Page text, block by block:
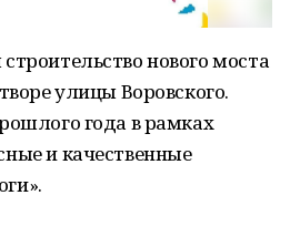
нового моста
улицы Воровского.
года в рамках
и качественные